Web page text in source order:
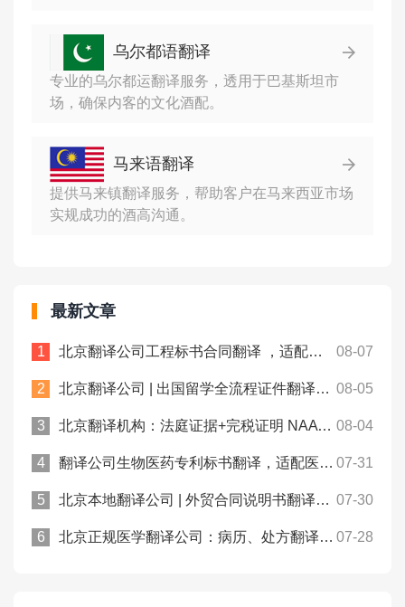
乌尔都语翻译
专业的乌尔都运翻译服务，透用于巴基斯坦市
场，确保内客的文化酒配。
马来语翻译
提供马来镇翻译服务，帮助客户在马来西亚市场
实规成功的酒高沟通。
最新文章
北京翻译公司工程标书合同翻译 ，适配跨境项目申报！众赞翻译 08-07
北京翻译公司 | 出国留学全流程证件翻译，一站式文书处理！众赞翻译 08-05
北京翻译机构：法庭证据+完税证明 NAATI认证翻译， 中澳法务通用！ 08-04
翻译公司生物医药专利标书翻译，适配医药类专利申报规范！众赞翻译 07-31
北京本地翻译公司 | 外贸合同说明书翻译规避涉外沟通偏差！众赞翻译 07-30
北京正规医学翻译公司：病历、处方翻译件合规用于跨境医保报销！ 07-28